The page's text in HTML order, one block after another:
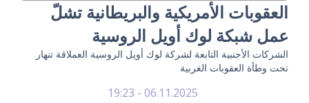
العقوبات الأمريكية والبريطانية تشلّ
عمل شبكة لوك أويل الروسية
الشركات الأجنبية التابعة لشركة لوك أويل الروسية العملاقة تنهار
تحت وطأة العقوبات الغربية
06.11.2025 - 19:23